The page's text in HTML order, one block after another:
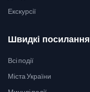
Екскурсії
Швидкі посилання
Всі події
Міста України